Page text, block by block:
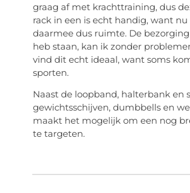
graag af met krachttraining, dus
rack in een is echt handig, want
daarmee dus ruimte. De
heb staan, kan ik zonder
vind dit echt ideaal, want soms
sporten.
Naast de loopband, halterbank en
gewichtsschijven, dumbbells en
maakt het mogelijk om een nog
te targeten.